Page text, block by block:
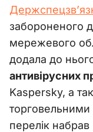
забороненого
мережевого
додала до
антивірусних
Kaspersky, а
перелік